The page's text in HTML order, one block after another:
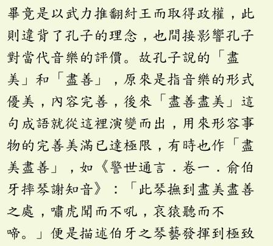
畢竟是以武力推翻紂王而取得政權，此
則違背了孔子的理念，也間接影響孔子
對當代音樂的評價。故孔子說的「盡
美」和「盡善」，原來是指音樂的形式
優美，內容完善，後來「盡善盡美」這
句成語就從這裡演變而出，用來形容事
物的完善美滿已達極限，有時也作「盡
美盡善」，如《警世通言．卷一．俞伯
牙摔琴謝知音》：「此琴撫到盡美盡善
之處，嘯虎聞而不吼，哀猿聽而不
啼。」便是描述伯牙之琴藝發揮到極致